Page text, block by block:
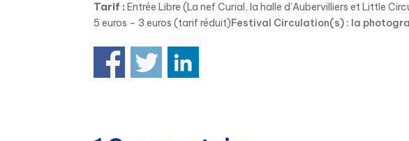
Tarif : Entrée Libre (La nef Curial, la halle d’Aubervilliers et Little
5 euros – 3 euros (tarif réduit)Festival Circulation(s) : la